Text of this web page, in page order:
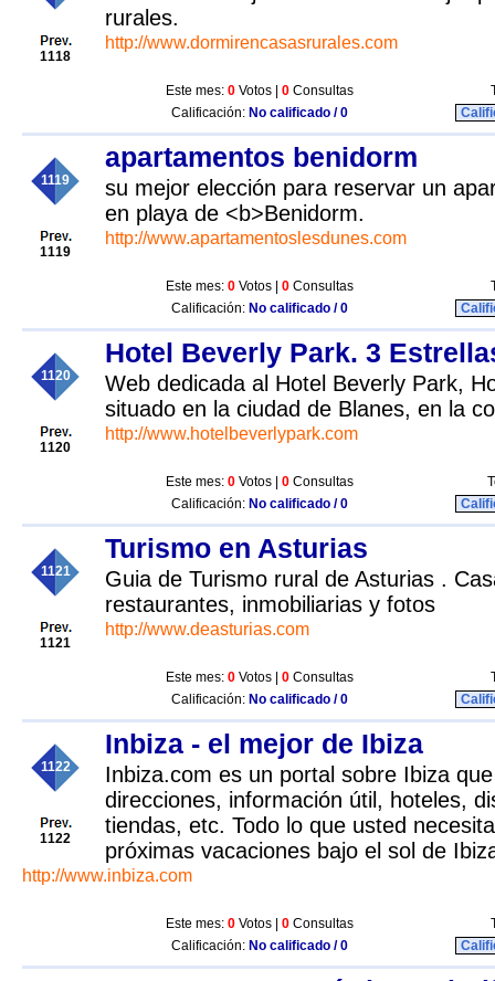
1118
rurales.
http://www.dormirencasasrurales.com
Este mes: 0 Votos | 0 Consultas
Calificación: No calificado / 0
1119
1119
apartamentos benidorm
su mejor elección para reservar un
en playa de <b>Benidorm.
http://www.apartamentoslesdunes.com
Este mes: 0 Votos | 0 Consultas
Calificación: No calificado / 0
1120
1120
Hotel Beverly Park. 3
Web dedicada al Hotel Beverly Park,
situado en la ciudad de Blanes, en la
http://www.hotelbeverlypark.com
Este mes: 0 Votos | 0 Consultas
Calificación: No calificado / 0
1121
1121
Turismo en Asturias
Guia de Turismo rural de Asturias .
restaurantes, inmobiliarias y fotos
http://www.deasturias.com
Este mes: 0 Votos | 0 Consultas
Calificación: No calificado / 0
1122
1122
Inbiza - el mejor de Ibiza
Inbiza.com es un portal sobre Ibiza
direcciones, información útil, hoteles,
tiendas, etc. Todo lo que usted
próximas vacaciones bajo el sol de
http://www.inbiza.com
Este mes: 0 Votos | 0 Consultas
Calificación: No calificado / 0